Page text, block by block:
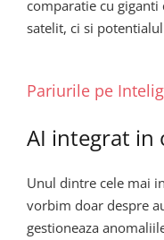
comparatie cu
satelit, ci si
Pariurile pe
AI integrat in
Unul dintre cele mai
vorbim doar despre
gestioneaza